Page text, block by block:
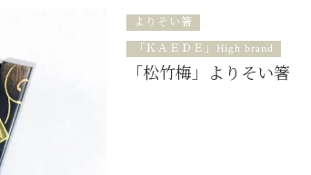
よりそい箸
「ＫＡＥＤＥ」High brand
「松竹梅」よりそい箸